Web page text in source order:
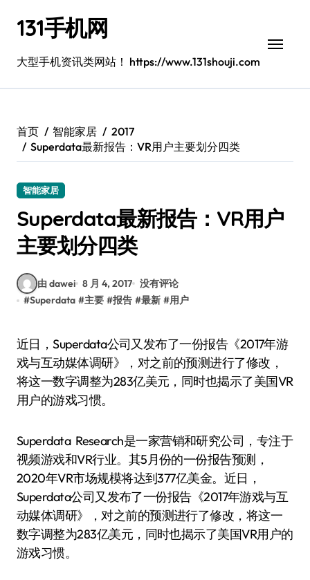
131手机网
大型手机资讯类网站！ https://www.131shouji.com
首页 智能家居
2017
Superdata最新报告：VR用户主要划分四类
智能家居
Superdata最新报告：VR用户
主要划分四类
由 dawei 8 月 4, 2017 没有评论
#Superdata #主要 #报告 #最新 #用户
近日，Superdata公司又发布了一份报告《2017年游
戏与互动媒体调研》，对之前的预测进行了修改，
将这一数字调整为283亿美元，同时也揭示了美国VR
用户的游戏习惯。
Superdata Research是一家营销和研究公司，专注于
视频游戏和VR行业。其5月份的一份报告预测，
2020年VR市场规模将达到377亿美金。近日，
Superdata公司又发布了一份报告《2017年游戏与互
动媒体调研》，对之前的预测进行了修改，将这一
数字调整为283亿美元，同时也揭示了美国VR用户的
游戏习惯。